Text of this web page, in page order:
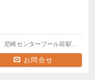
尼崎センタープール前駅から徒
お問合せ